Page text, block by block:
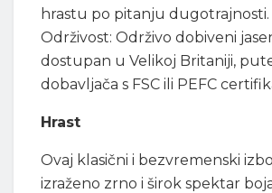
hrastu po pitanju dugotrajnosti.
Održivost: Održivo dobiveni
dostupan u Velikoj Britaniji,
dobavljača s FSC ili PEFC
Hrast
Ovaj klasični i bezvremenski
izraženo zrno i širok spektar